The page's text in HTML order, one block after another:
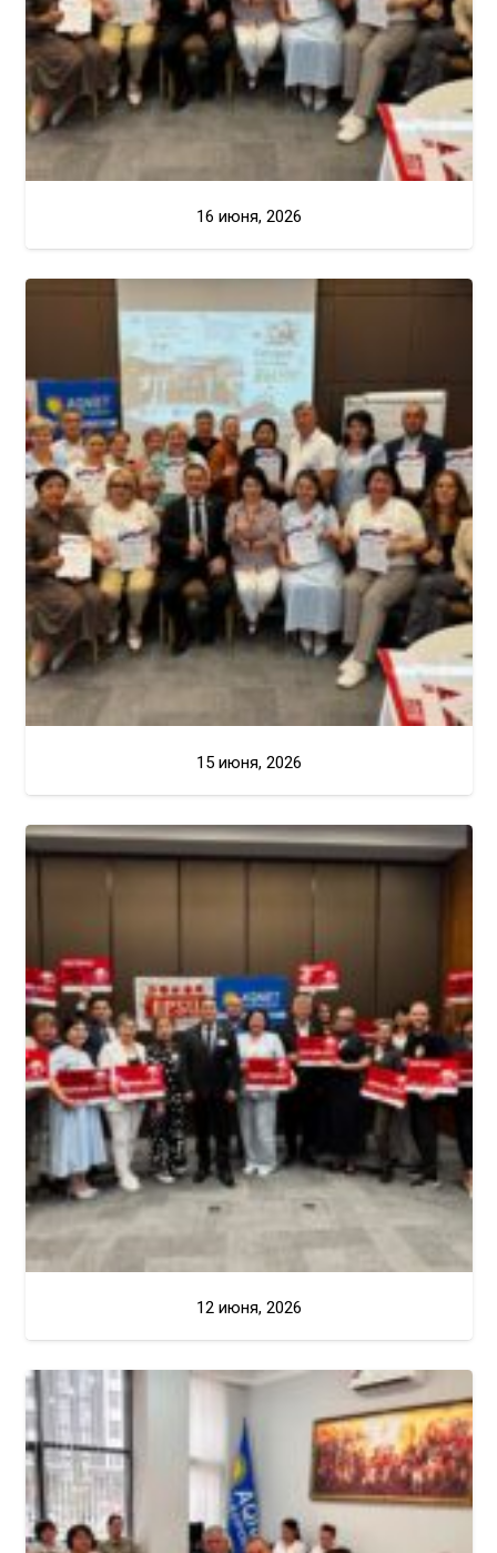
16 июня, 2026
15 июня, 2026
12 июня, 2026